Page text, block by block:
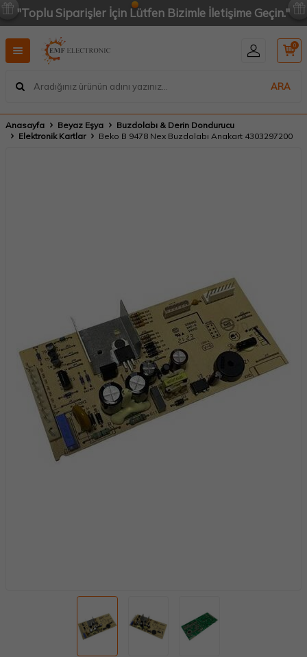
"Toplu Siparişler İçin Lütfen Bizimle İletişime Geçin."
ARA
0
Anasayfa Beyaz Eşya
Buzdolabı & Derin Dondurucu
Elektronik Kartlar
Beko B 9478 Nex Buzdolabı Anakart 4303297200